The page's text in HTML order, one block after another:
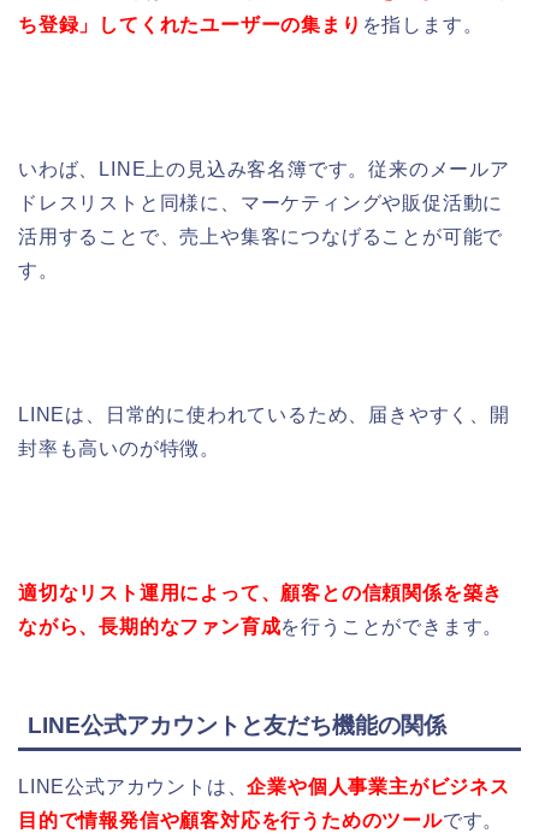
ち登録」してくれたユーザーの集まり を指します。
いわば、LINE上の見込み客名簿です。従来のメールア
ドレスリストと同様に、マーケティングや販促活動に
活用することで、売上や集客につなげることが可能で
す。
LINEは、日常的に使われているため、届きやすく、開
封率も高いのが特徴。
適切なリスト運用によって、顧客との信頼関係を築き
ながら、長期的なファン育成を行うことができます。
LINE公式アカウントと友だち機能の関係
LINE公式アカウントは、企業や個人事業主がビジネス
目的で情報発信や顧客対応を行うためのツールです。